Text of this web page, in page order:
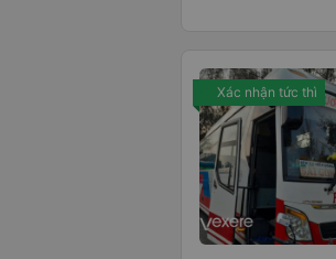
Xác nhận tức thì